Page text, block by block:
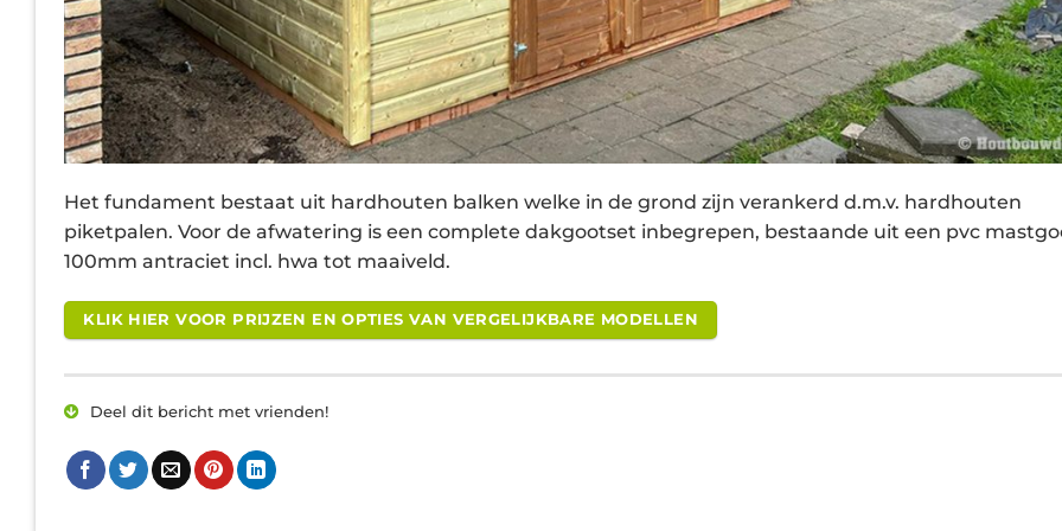
Het fundament bestaat uit hardhouten balken welke in de grond zijn verankerd d.m.v. hardhouten
piketpalen. Voor de afwatering is een complete dakgootset inbegrepen, bestaande uit een pvc
100mm antraciet incl. hwa tot maaiveld.
KLIK HIER VOOR PRIJZEN EN OPTIES VAN VERGELIJKBARE MODELLEN
Deel dit bericht met vrienden!